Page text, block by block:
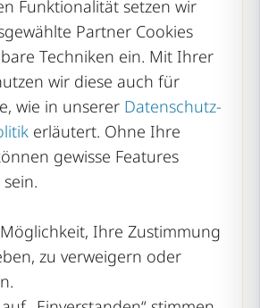
Funktionalität setzen wir
Partner Cookies
Techniken ein. Mit Ihrer
wir diese auch für
wie in unserer Datenschutz-
erläutert. Ohne Ihre
gewisse Features
Ihre Zustimmung
zu verweigern oder